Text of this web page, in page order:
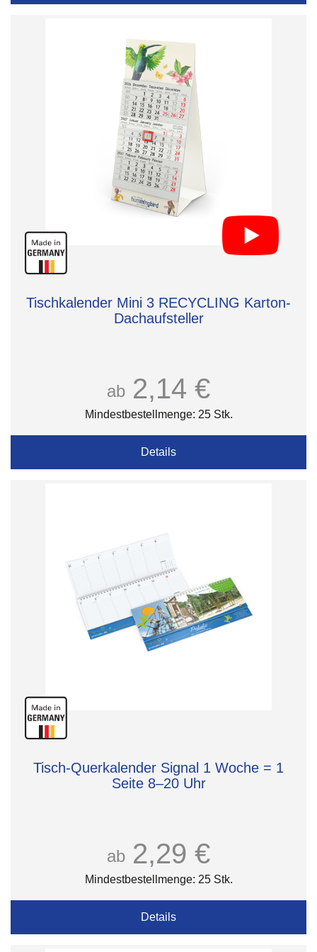
Tischkalender Mini 3 RECYCLING Karton-
Dachaufsteller
ab 2,14 €
Mindestbestellmenge: 25 Stk.
Details
Tisch-Querkalender Signal 1 Woche = 1
Seite 8–20 Uhr
ab 2,29 €
Mindestbestellmenge: 25 Stk.
Details